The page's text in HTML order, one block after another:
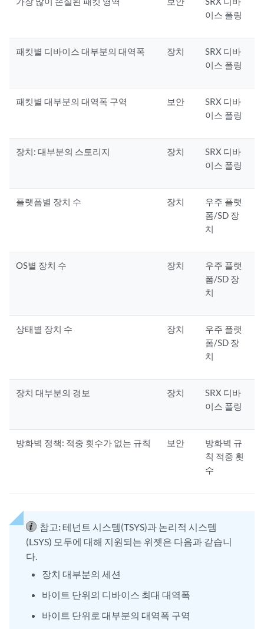
이스 폴링
패킷별 디바이스 대부분의 대역폭 장치
SRX 디바
이스 폴링
패킷별 대부분의 대역폭 구역 보안
SRX 디바
이스 폴링
장치: 대부분의 스토리지 장치
SRX 디바
이스 폴링
플랫폼별 장치 수 장치
우주 플랫
폼/SD 장
치
OS별 장치 수 장치
우주 플랫
폼/SD 장
치
상태별 장치 수 장치
우주 플랫
폼/SD 장
치
장치 대부분의 경보 장치
SRX 디바
이스 폴링
방화벽 정책: 적중 횟수가 없는 규칙 보안
방화벽 규
칙 적중 횟
수
참고:테넌트 시스템(TSYS)과 논리적 시스템
(LSYS) 모두에 대해 지원되는 위젯은 다음과 같습니
다.
장치 대부분의 세션
바이트 단위의 디바이스 최대 대역폭
바이트 단위로 대부분의 대역폭 구역